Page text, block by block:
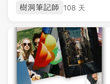
樹洞筆記師 108 天